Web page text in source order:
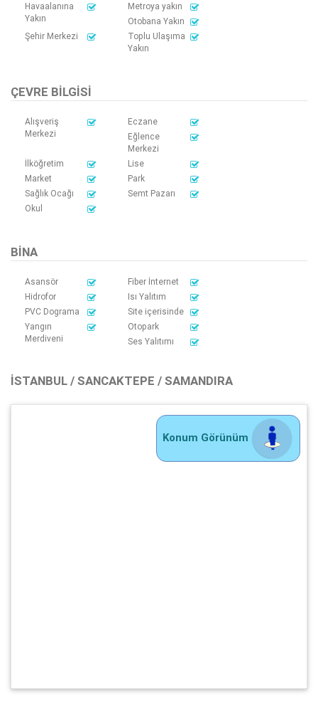
Havaalanına
Yakın
Metroya yakın
Otobana Yakın
Şehir Merkezi
Toplu Ulaşıma
Yakın
ÇEVRE BILGISI
Alışveriş
Merkezi
Eczane
Eğlence
Merkezi
İlköğretim
Lise
Market
Park
Sağlık Ocağı
Semt Pazarı
Okul
BINA
Asansör
Fiber İnternet
Hidrofor
Isı Yalıtım
PVC Dograma
Site içerisinde
Yangın
Merdiveni
Otopark
Ses Yalıtımı
İSTANBUL / SANCAKTEPE / SAMANDIRA
Konum Görünüm